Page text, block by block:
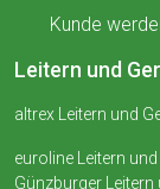
Kunde
Leitern und
altrex Leitern und
euroline Leitern
Günzburger